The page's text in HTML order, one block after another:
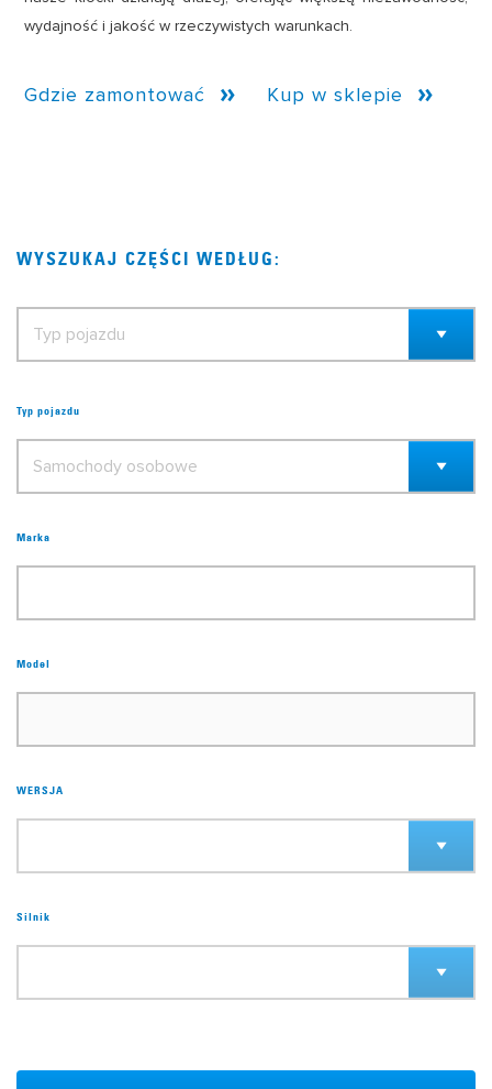
wydajność i jakość w rzeczywistych warunkach.
Gdzie zamontować Kup w sklepie
WYSZUKAJ CZĘŚCI WEDŁUG:
Typ pojazdu
Marka
Model
WERSJA
Silnik